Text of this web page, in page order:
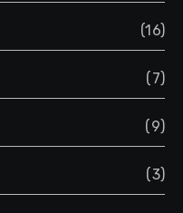
(16)
(7)
(9)
(3)